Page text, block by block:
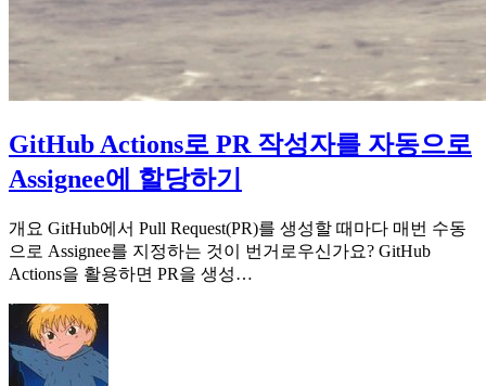
GitHub Actions로 PR 작성자를 자동으로
Assignee에 할당하기
개요 GitHub에서 Pull Request(PR)를 생성할 때마다 매번 수동
으로 Assignee를 지정하는 것이 번거로우신가요? GitHub
Actions을 활용하면 PR을 생성…